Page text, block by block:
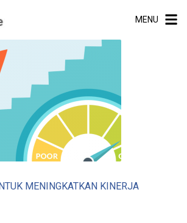
MENU
MENINGKATKAN KINERJA